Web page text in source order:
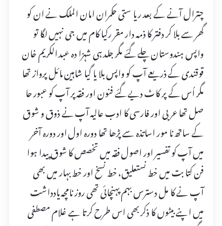
چترال آنے کے بعد ریا ستی حکمران امان الملک نے ان کو
گھر سے بلا کر دفتر کا ذمہ دار مقر رکیا کام میں جی نہیں لگا تو
واپس ہندوستان چلے گئے مگر جلد ہی شہزا دہ عبد الکریم خان
قوقندی کے ذریعے آپ کو واپس بلا یا گیا شاہین مائل پرواز تھا
مگر اُس کے پر کاٹ دیے گئے فنون اور فقہ پر آپ کو عبور حا
صل تھا عر بی اور فارسی کا ادب عالیہ آپ نے ذوق و شوق
کے ساتھ نا مور اساتذہ سے پڑھا تھا دورہ اول اور دورہ آخر
میں آپ کو تفسیر اور اصول فقہ میں تخصص کا شوق پیدا ہوا
فن کتا بت میں خط نستعلیق، خط نسخ اور خط بہار میں بھی
آپ نے کا مل دسترس بہم پہنچائی تھی روز نامچہ یادداشت
میں ا پنے بیٹوں کا ذکر بھی اس طرح کر تا ہے غلام مصطفی